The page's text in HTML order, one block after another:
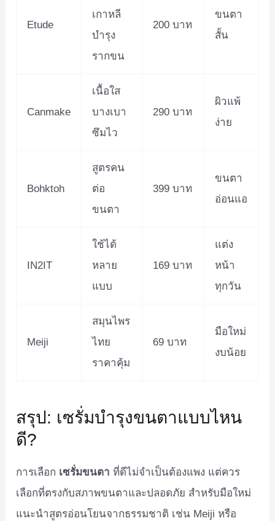
Etude
เกาหลี
บำรุง
รากขน
200 บาท
ขนตา
สั้น
Canmake
เนื้อใส
บางเบา
ซึมไว
290 บาท
ผิวแพ้
ง่าย
Bohktoh
สูตรคน
ต่อ
ขนตา
399 บาท
ขนตา
อ่อนแอ
IN2IT
ใช้ได้
หลาย
แบบ
169 บาท
แต่ง
หน้า
ทุกวัน
Meiji
สมุนไพร
ไทย
ราคาคุ้ม
69 บาท
มือใหม่
งบน้อย
สรุป: เซรั่มบำรุงขนตาแบบไหน
ดี?
การเลือก เซรั่มขนตา ที่ดีไม่จำเป็นต้องแพง แต่ควร
เลือกที่ตรงกับสภาพขนตาและปลอดภัย สำหรับมือใหม่
แนะนำสูตรอ่อนโยนจากธรรมชาติ เช่น Meiji หรือ